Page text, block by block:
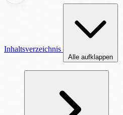
Inhaltsverzeichnis
Alle aufklappen